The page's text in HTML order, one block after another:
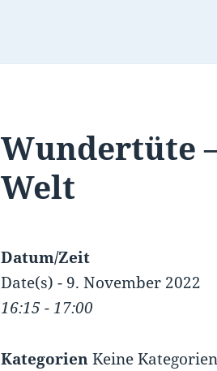
Wundertüte
Welt
Datum/Zeit
Date(s) - 9. November 2022
16:15 - 17:00
KategorienKeine Kategorien